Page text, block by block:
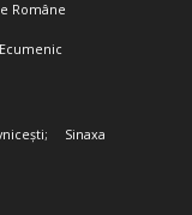
Române
Sinaxa